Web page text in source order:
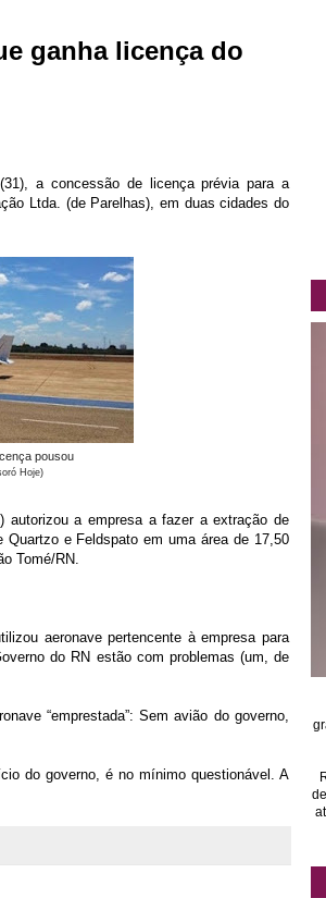
ganha licença do
a concessão de licença prévia para a
Ltda. (de Parelhas), em duas cidades do
pousou
Hoje)
autorizou a empresa a fazer a extração de
e Feldspato em uma área de 17,50
Tomé/RN.
aeronave pertencente à empresa para
do RN estão com problemas (um, de
“emprestada”: Sem avião do governo,
do governo, é no mínimo questionável. A